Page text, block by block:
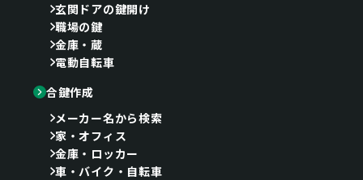
玄関ドアの鍵開け
職場の鍵
金庫・蔵
電動自転車
合鍵作成
メーカー名から検索
家・オフィス
金庫・ロッカー
車・バイク・自転車